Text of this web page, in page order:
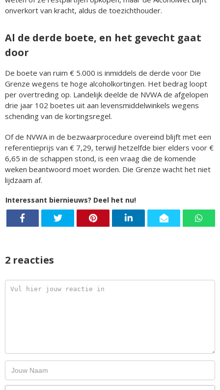
onverkort van kracht, aldus de toezichthouder.
Al de derde boete, en het gevecht gaat
door
De boete van ruim € 5.000 is inmiddels de derde voor Die
Grenze wegens te hoge alcoholkortingen. Het bedrag loopt
per overtreding op. Landelijk deelde de NVWA de afgelopen
drie jaar 102 boetes uit aan levensmiddelwinkels wegens
schending van de kortingsregel.
Of de NVWA in de bezwaarprocedure overeind blijft met een
referentieprijs van € 7,29, terwijl hetzelfde bier elders voor €
6,65 in de schappen stond, is een vraag die de komende
weken beantwoord moet worden. Die Grenze wacht het niet
lijdzaam af.
Interessant biernieuws? Deel het nu!
2 reacties